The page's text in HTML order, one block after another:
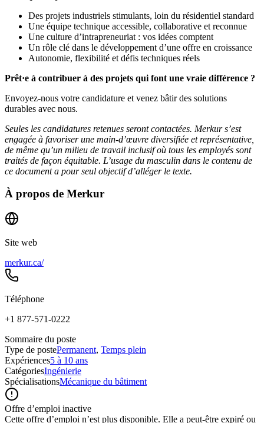
Des projets industriels stimulants, loin du résidentiel standard
Une équipe technique accessible, collaborative et reconnue
Une culture d’intrapreneuriat : vos idées comptent
Un rôle clé dans le développement d’une offre en croissance
Autonomie, flexibilité et défis techniques réels
Prêt·e à contribuer à des projets qui font une vraie différence ?
Envoyez-nous votre candidature et venez bâtir des solutions
durables avec nous.
Seules les candidatures retenues seront contactées. Merkur s’est
engagée à favoriser une main-d’œuvre diversifiée et représentative,
de même qu’un milieu de travail inclusif où tous les employés sont
traités de façon équitable. L’usage du masculin dans le contenu de
ce document a pour seul objectif d’alléger le texte.
À propos de Merkur
Site web
merkur.ca/
Téléphone
+1 877-571-0222
Sommaire du poste
Type de postePermanent, Temps plein
Expériences5 à 10 ans
CatégoriesIngénierie
SpécialisationsMécanique du bâtiment
Offre d’emploi inactive
Cette offre d’emploi n’est plus disponible. Elle a peut-être expiré ou